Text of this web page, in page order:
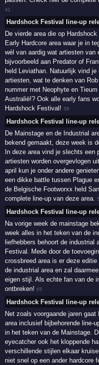
41
Hardshock Festival line-up
De vierde area die op
Early Hardcore area waar je in
wél van aardig wat artiesten van
bijvoorbeeld aan Predator of
held Leviathan. Natuurlijk vind
artiesten, wat te denken van
nummer met Neophyte en
Australië!? Ook alle early fans
Hardshock Festival!39
Hardshock Festival line-up
De Mainstage en de Industrial
bekend gemaakt, deze week is
In deze area vind je slechts een
artiesten worden overgevlogen
april kun je onder andere
een dikke battle tussen Plague
de Belgische Footworxx held
complete line-up van deze area.
Hardshock Festival line-up
Na vorige week de mainstage
week alles in het teken van de
liefhebbers behoort de
Festival. Mede door de
crossbreed area is er deze
de industrial area en zal
eigen stijl. Als echte fan van de
ontbreken!65
Hardshock Festival line-up
Net zoals voorgaande jaren
area inclusief bijbehorende line-
in het teken van de Mainstage.
eyecatcher ook het kloppende
verschillende stijlen elkaar
niet snel op een ander hardcore